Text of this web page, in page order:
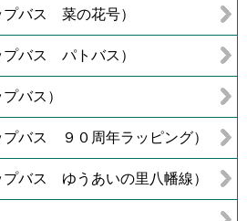
プバス 菜の花号）
プバス パトバス）
バス）
バス ９０周年ラッピング）
バス ゆうあいの里八幡線）